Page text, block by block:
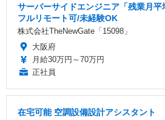
サーバーサイドエンジニア「残業月
フルリモート可/未経験OK
株式会社TheNewGate「15098」
大阪府
月給30万円～70万円
正社員
在宅可能 空調設備設計アシスタント